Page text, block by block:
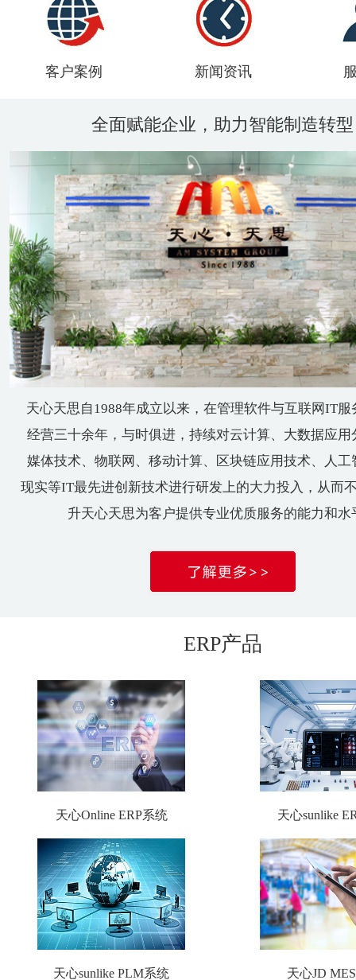
客户案例 新闻资讯
全面赋能企业，助力智能制造转型
天心天思自1988年成立以来，在管理软件与互联网IT服
经营三十余年，与时俱进，持续对云计算、大数据应用
媒体技术、物联网、移动计算、区块链应用技术、人工
现实等IT最先进创新技术进行研发上的大力投入，从而
升天心天思为客户提供专业优质服务的能力和水
ERP产品
天心Online ERP系统 天心sunlike
天心sunlike PLM系统 天心JD